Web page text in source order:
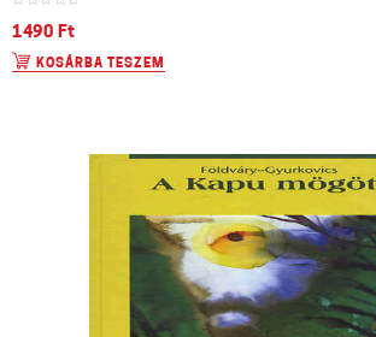
1490 Ft
KOSÁRBA TESZEM